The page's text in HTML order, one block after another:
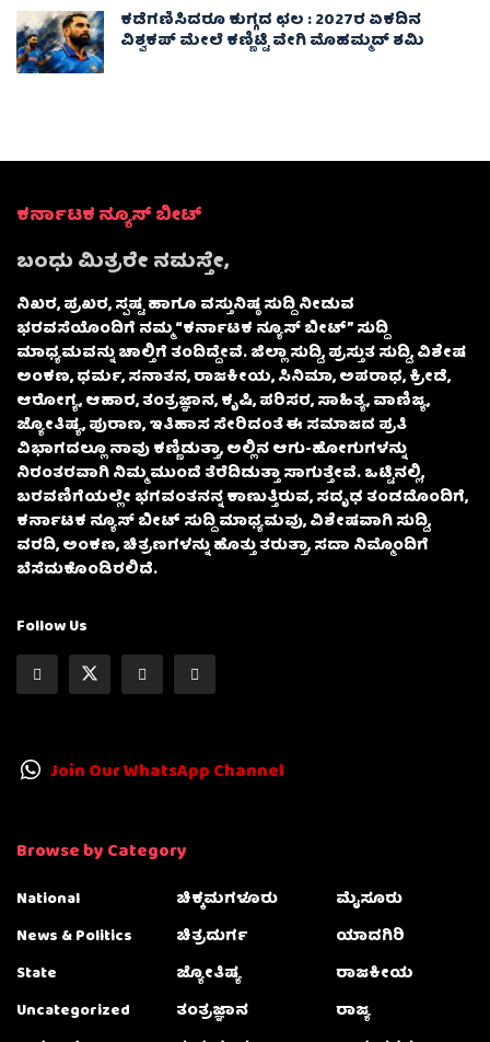
ಕಡೆಗಣಿಸಿದರೂ ಕುಗ್ಗದ ಛಲ : 2027ರ ಏಕದಿನ
ವಿಶ್ವಕಪ್‌ ಮೇಲೆ ಕಣ್ಣಿಟ್ಟಿ ವೇಗಿ ಮೊಹಮ್ಮದ್ ಶಮಿ
ಕರ್ನಾಟಕ ನ್ಯೂಸ್ ಬೀಟ್
ಬಂಧು ಮಿತ್ರರೇ ನಮಸ್ತೇ,
ನಿಖರ, ಪ್ರಖರ, ಸ್ಪಷ್ಟ ಹಾಗೂ ವಸ್ತುನಿಷ್ಠ ಸುದ್ದಿ ನೀಡುವ
ಭರವಸೆಯೊಂದಿಗೆ ನಮ್ಮ “ಕರ್ನಾಟಕ ನ್ಯೂಸ್ ಬೀಟ್” ಸುದ್ದಿ
ಮಾಧ್ಯಮವನ್ನು ಚಾಲ್ತಿಗೆ ತಂದಿದ್ದೇವೆ. ಜಿಲ್ಲಾ ಸುದ್ದಿ, ಪ್ರಸ್ತುತ ಸುದ್ದಿ, ವಿಶೇಷ
ಅಂಕಣ, ಧರ್ಮ, ಸನಾತನ, ರಾಜಕೀಯ, ಸಿನಿಮಾ, ಅಪರಾಧ, ಕ್ರೀಡೆ,
ಆರೋಗ್ಯ, ಆಹಾರ, ತಂತ್ರಜ್ಞಾನ, ಕೃಷಿ, ಪರಿಸರ, ಸಾಹಿತ್ಯ, ವಾಣಿಜ್ಯ,
ಜ್ಯೋತಿಷ್ಯ, ಪುರಾಣ, ಇತಿಹಾಸ ಸೇರಿದಂತೆ ಈ ಸಮಾಜದ ಪ್ರತಿ
ವಿಭಾಗದಲ್ಲೂ ನಾವು ಕಣ್ಣಿಡುತ್ತಾ, ಅಲ್ಲಿನ ಆಗು-ಹೋಗುಗಳನ್ನು
ನಿರಂತರವಾಗಿ ನಿಮ್ಮ ಮುಂದೆ ತೆರೆದಿಡುತ್ತಾ ಸಾಗುತ್ತೇವೆ. ಒಟ್ಟಿನಲ್ಲಿ,
ಬರವಣಿಗೆಯಲ್ಲೇ ಭಗವಂತನನ್ನ ಕಾಣುತ್ತಿರುವ, ಸದೃಢ ತಂಡದೊಂದಿಗೆ,
ಕರ್ನಾಟಕ ನ್ಯೂಸ್ ಬೀಟ್ ಸುದ್ದಿ ಮಾಧ್ಯಮವು, ವಿಶೇಷವಾಗಿ ಸುದ್ದಿ,
ವರದಿ, ಅಂಕಣ, ಚಿತ್ರಣಗಳನ್ನು ಹೊತ್ತು ತರುತ್ತಾ, ಸದಾ ನಿಮ್ಮೊಂದಿಗೆ
ಬೆಸೆದುಕೊಂಡಿರಲಿದೆ.
Follow Us
Join Our WhatsApp Channel
Browse by Category
National
News & Politics
State
Uncategorized
ಚಿಕ್ಕಮಗಳೂರು
ಚಿತ್ರದುರ್ಗ
ಜ್ಯೋತಿಷ್ಯ
ತಂತ್ರಜ್ಞಾನ
ಮೈಸೂರು
ಯಾದಗಿರಿ
ರಾಜಕೀಯ
ರಾಜ್ಯ